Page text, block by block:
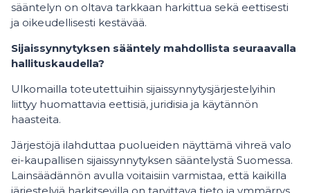
sääntelyn on oltava tarkkaan harkittua sekä eettisesti
ja oikeudellisesti kestävää.
Sijaissynnytyksen sääntely mahdollista seuraavalla
hallituskaudella?
Ulkomailla toteutettuihin sijaissynnytysjärjestelyihin
liittyy huomattavia eettisiä, juridisia ja käytännön
haasteita.
Järjestöjä ilahduttaa puolueiden näyttämä vihreä valo
ei-kaupallisen sijaissynnytyksen sääntelystä Suomessa.
Lainsäädännön avulla voitaisiin varmistaa, että kaikilla